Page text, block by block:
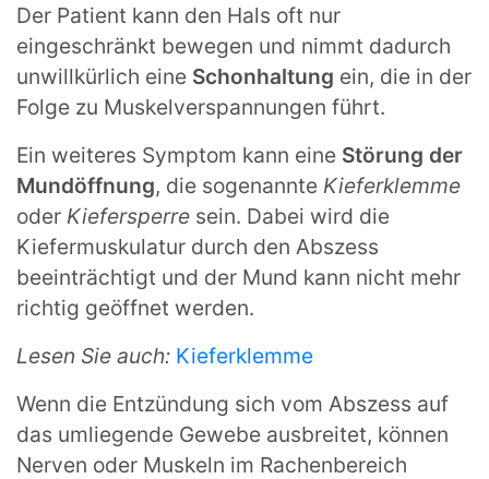
Der Patient kann den Hals oft nur
eingeschränkt bewegen und nimmt dadurch
unwillkürlich eine Schonhaltung ein, die in der
Folge zu Muskelverspannungen führt.
Ein weiteres Symptom kann eine Störung der
Mundöffnung, die sogenannte Kieferklemme
oder Kiefersperre sein. Dabei wird die
Kiefermuskulatur durch den Abszess
beeinträchtigt und der Mund kann nicht mehr
richtig geöffnet werden.
Lesen Sie auch: Kieferklemme
Wenn die Entzündung sich vom Abszess auf
das umliegende Gewebe ausbreitet, können
Nerven oder Muskeln im Rachenbereich